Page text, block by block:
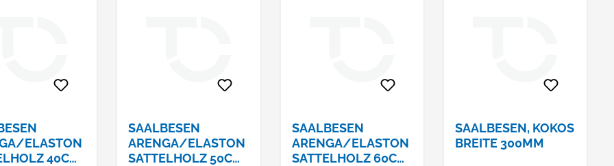
ELASTON
40CM
SAALBESEN
ARENGA/ELASTON
SATTELHOLZ 50CM,
SAALBESEN
ARENGA/ELASTON
SATTELHOLZ 60CM,
SAALBESEN, KOKOS
BREITE 300MM